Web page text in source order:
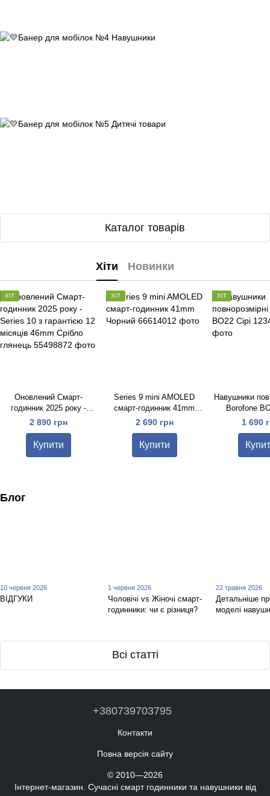
Каталог товарів
Хіти Новинки
ХІТ
Оновлений Смарт-
годинник 2025 року -
Series 10 з гарантією 12
місяців 46mm Срібло
глянець
2 890 грн
Купити
ХІТ
Series 9 mini AMOLED
cмарт-годинник 41mm
Чорний
2 690 грн
Купити
ХІТ
Навушники
Borofone
1 690
Блог
10 червня 2026
ВІДГУКИ
1 червня 2026
Чоловічі vs Жіночі смарт-
годинники: чи є різниця?
22 травня 2026
Детальніше
моделі
Всі статті
+380739703795
Контакти
Повна версія сайту
© 2010—2026
Інтернет-магазин. Сучасні смарт годинники та навушники від